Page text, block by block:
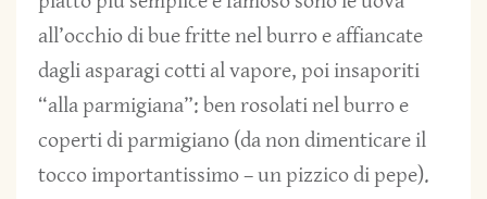
all’occhio di bue fritte nel burro e affiancate
dagli asparagi cotti al vapore, poi insaporiti
“alla parmigiana”: ben rosolati nel burro e
coperti di parmigiano (da non dimenticare il
tocco importantissimo – un pizzico di pepe).